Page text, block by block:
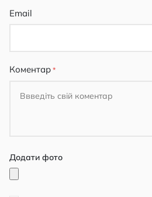
Email
Коментар
Додати фото